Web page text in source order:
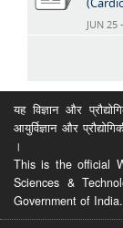
JUN 25
यह विज्ञान और
आयुर्विज्ञान और
।
This is the official
Sciences &
Government of India.